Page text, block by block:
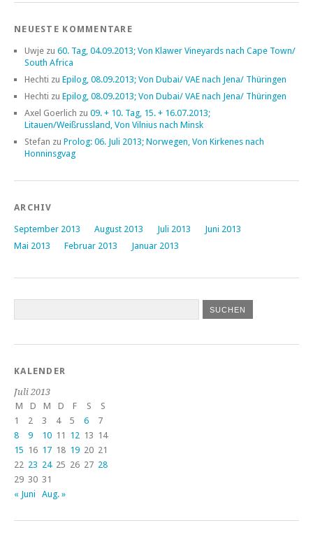
NEUESTE KOMMENTARE
Uwje zu 60. Tag, 04.09.2013; Von Klawer Vineyards nach Cape Town/
South Africa
Hechti zu Epilog, 08.09.2013; Von Dubai/ VAE nach Jena/ Thüringen
Hechti zu Epilog, 08.09.2013; Von Dubai/ VAE nach Jena/ Thüringen
Axel Goerlich zu 09. + 10. Tag, 15. + 16.07.2013;
Litauen/Weißrussland, Von Vilnius nach Minsk
Stefan zu Prolog: 06. Juli 2013; Norwegen, Von Kirkenes nach
Honninsgvag
ARCHIV
September 2013 August 2013 Juli 2013
Juni 2013
Mai 2013
Februar 2013 Januar 2013
KALENDER
Juli 2013
M
D M D F S
S
1
2 3 4 5 6
7
8
9 10 11 12 13 14
15 16 17 18 19 20 21
22 23 24 25 26 27 28
29 30 31
« Juni
Aug. »